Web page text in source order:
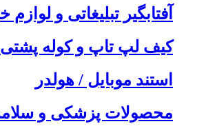
آفتابگیر تبلیغاتی و لوازم
کیف لپ تاپ و کوله پشتی
استند موبایل / هولدر
محصولات پزشکی و